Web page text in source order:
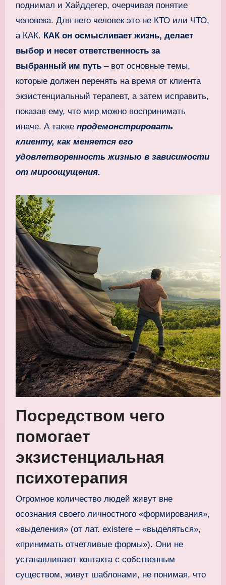
поднимал и Хайддегер, очерчивая понятие
человека. Для него человек это не КТО или ЧТО,
а КАК. КАК он осмысливает жизнь, делает
выбор и несет ответственность за
выбранный им путь– вот основные темы,
которые должен перенять на время от клиента
экзистенциальный терапевт, а затем исправить,
показав ему, что мир можно воспринимать
иначе. А также продемонстрировать
клиенту, как меняется его
удовлетворенность жизнью в зависимости
от мироощущения.
Посредством чего
помогает
экзистенциальная
психотерапия
Огромное количество людей живут вне
осознания своего личностного «формирования»,
«выделения» (от лат. existere – «выделяться»,
«принимать отчетливые формы»). Они не
устанавливают контакта с собственным
существом, живут шаблонами, не понимая, что